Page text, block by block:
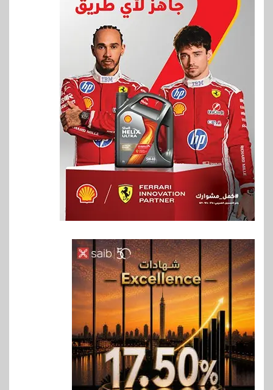
6
بنوك
بنك QNB مصر يعزز جاهزية
المشروعات الصغيرة والمتوسطة
للنمو والتوسع
7 اخبار
فيكسد مصر و”حلول” تتشاركان
في تطوير أول منصة للسياحة